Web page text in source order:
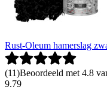
Rust-Oleum hamerslag
(11)Beoordeeld met 4.8
9.79